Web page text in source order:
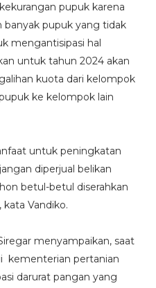
pupuk karena
pupuk yang tidak
mengantisipasi hal
untuk tahun 2024 akan
kuota dari kelompok
ke kelompok lain
untuk peningkatan
diperjual belikan
betul-betul diserahkan
Vandiko.
menyampaikan, saat
kementerian pertanian
darurat pangan yang